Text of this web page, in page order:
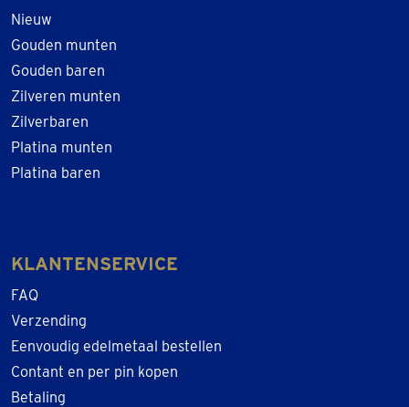
Nieuw
Gouden munten
Gouden baren
Zilveren munten
Zilverbaren
Platina munten
Platina baren
KLANTENSERVICE
FAQ
Verzending
Eenvoudig edelmetaal bestellen
Contant en per pin kopen
Betaling